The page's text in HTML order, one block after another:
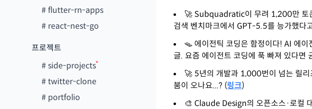
#flutter-rn-apps
# react-nest-go
프로젝트
#side-projects
#twitter-clone
# portfolio
🚀 Subquadratic이 무려 1,200만 토
검색 벤치마크에서 GPT-5.5를 능가했다
🪤 에이전틱 코딩은 함정이다! AI 에
글. 요즘 에이전트 코딩에 푹 빠져 있다면
🚀 5년의 개발과 1,000번이 넘는 릴
붐이 오나요...? (링크)
🎨 Claude Design의 오픈소스·로컬